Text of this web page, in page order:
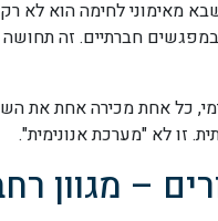
מאימוני לחימה הוא לא
חברתיים. זה
כל אחת מכירה אחת את
זו לא "מערכת אנונימית".
– מגוון